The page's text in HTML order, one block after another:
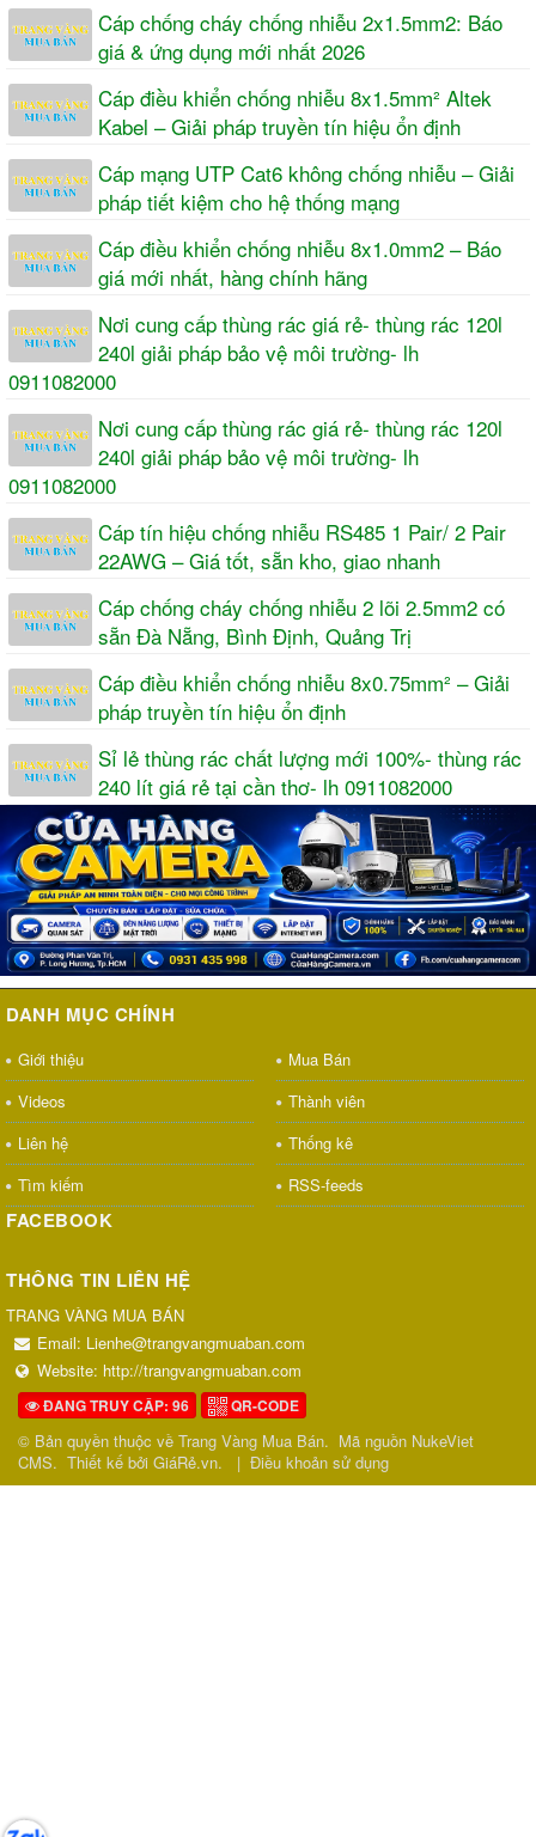
Cáp chống cháy chống nhiễu 2x1.5mm2: Báo
giá & ứng dụng mới nhất 2026
Cáp điều khiển chống nhiễu 8x1.5mm² Altek
Kabel – Giải pháp truyền tín hiệu ổn định
Cáp mạng UTP Cat6 không chống nhiễu – Giải
pháp tiết kiệm cho hệ thống mạng
Cáp điều khiển chống nhiễu 8x1.0mm2 – Báo
giá mới nhất, hàng chính hãng
Nơi cung cấp thùng rác giá rẻ- thùng rác 120l
240l giải pháp bảo vệ môi trường- lh
0911082000
Nơi cung cấp thùng rác giá rẻ- thùng rác 120l
240l giải pháp bảo vệ môi trường- lh
0911082000
Cáp tín hiệu chống nhiễu RS485 1 Pair/ 2 Pair
22AWG – Giá tốt, sẵn kho, giao nhanh
Cáp chống cháy chống nhiễu 2 lõi 2.5mm2 có
sẵn Đà Nẵng, Bình Định, Quảng Trị
Cáp điều khiển chống nhiễu 8x0.75mm² – Giải
pháp truyền tín hiệu ổn định
Sỉ lẻ thùng rác chất lượng mới 100%- thùng rác
240 lít giá rẻ tại cần thơ- lh 0911082000
DANH MỤC CHÍNH
Giới thiệu
Mua Bán
Videos
Thành viên
Liên hệ
Thống kê
Tìm kiếm
RSS-feeds
FACEBOOK
THÔNG TIN LIÊN HỆ
TRANG VÀNG MUA BÁN
Email: Lienhe@trangvangmuaban.com
Website: http://trangvangmuaban.com
ĐANG TRUY CẬP: 96 QR-CODE
© Bản quyền thuộc về Trang Vàng Mua Bán. Mã nguồn NukeViet
CMS. Thiết kế bởi GiáRẻ.vn. | Điều khoản sử dụng